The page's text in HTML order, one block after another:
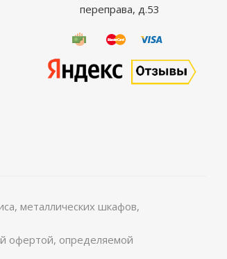
переправа, д.53
металлических шкафов,
офертой, определяемой